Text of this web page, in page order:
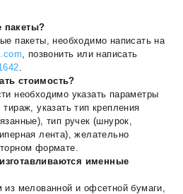
пакеты?
пакеты, необходимо написать на
, позвонить или написать
стоимость?
необходимо указать параметры
указать тип крепления
тип ручек (шнурок,
лента), желательно
формате.
именные
мелованной и офсетной бумаги,